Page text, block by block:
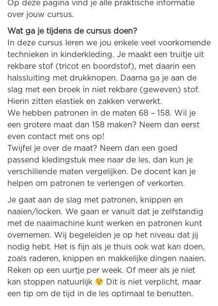
Op deze pagina vind je alle praktische informatie
over jouw cursus.
Wat ga je tijdens de cursus doen?
In deze cursus leren we jou enkele veel voorkomende
technieken in kinderkleding. Je maakt een truitje uit
rekbare stof (tricot en boordstof), met daarin een
halssluiting met drukknopen. Daarna ga je aan de
slag met een broek in niet rekbare (geweven) stof.
Hierin zitten elastiek en zakken verwerkt.
We hebben patronen in de maten 68 – 158. Wil je
een grotere maat dan 158 maken? Neem dan eerst
even contact met ons op!
Twijfel je over de maat? Neem dan een goed
passend kledingstuk mee naar de les, dan kun je
verschillende maten vergelijken. De docent kan je
helpen om patronen te verlengen of verkorten.
Je gaat aan de slag met patronen, knippen en
naaien/locken. We gaan er vanuit dat je zelfstandig
met de naaimachine kunt werken en patronen kunt
overnemen. Wij begeleiden je op het niveau dat jij
nodig hebt. Het is fijn als je thuis ook wat kan doen,
zoals raderen, knippen en makkelijke dingen naaien.
Reken op een uurtje per week. Of meer als je niet
kan stoppen natuurlijk
Dit is niet verplicht, maar
een tip om de tijd in de les optimaal te benutten.